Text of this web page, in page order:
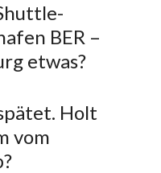
BER –
etwas?
Holt
vom